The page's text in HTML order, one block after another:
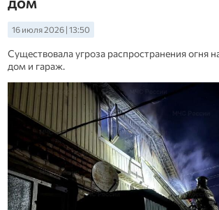
16 июля 2026 | 13:50
Существовала угроза распространения огня
дом и гараж.